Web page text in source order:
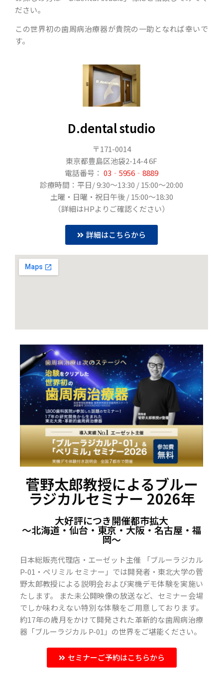
ださい。
この世界初の歯周病治療器が貴院の一助となれば幸いで
す。
D.dental studio
〒171-0014
東京都豊島区池袋2-14-4 6F
電話番号： 03‐5956‐8889
診療時間：平日/ 9:30〜13:30 / 15:00～20:00
土曜・日曜・祝日午後 / 15:00～18:30
（詳細はHPよりご確認ください）
詳細はこちらから
菅野太郎教授によるブルー
ラジカルセミナー 2026年
大好評につき開催都市拡大
〜北海道・仙台・東京・大阪・名古屋・福
岡〜
日本総販売代理店・エーゼット主催 「ブルーラジカル
P-01・ペリミル セミナー」では開発者・東北大学の菅
野太郎教授による説明会および実機デモ体験を実施い
たします。 また未公開映像の放送など、セミナー会場
でしか味わえない特別な体験をご用意しております。
約17年の歳月をかけて開発された革新的な歯周病治療
器「ブルーラジカル P-01」の世界をご堪能ください。
セミナーご予約はこちらから